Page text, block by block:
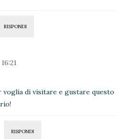
RISPONDI
di visitare e gustare questo
RISPONDI